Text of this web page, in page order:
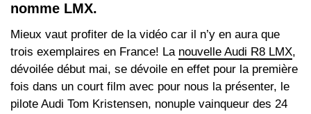
nomme LMX.
Mieux vaut profiter de la vidéo car il n’y en aura que
trois exemplaires en France! La nouvelle Audi R8 LMX,
dévoilée début mai, se dévoile en effet pour la première
fois dans un court film avec pour nous la présenter, le
pilote Audi Tom Kristensen, nonuple vainqueur des 24